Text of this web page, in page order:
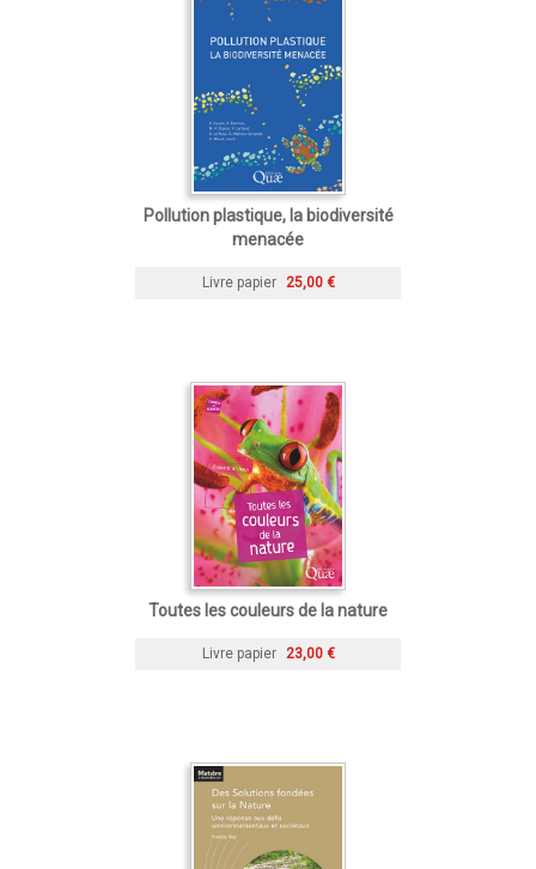
Pollution plastique, la biodiversité
menacée
Livre papier 25,00 €
Toutes les couleurs de la nature
Livre papier 23,00 €